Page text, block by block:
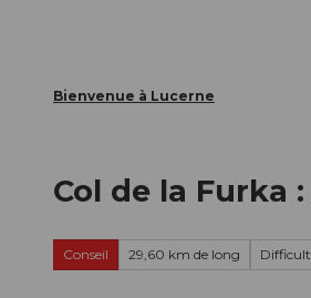
Bienvenue à Lucerne
Col de la Furka
Conseil 29,60 km de long